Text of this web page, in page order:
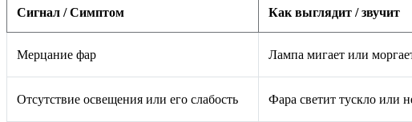
Сигнал / Симптом Как выглядит / звучит
Мерцание фар Лампа мигает или
Отсутствие освещения или его слабость Фара светит тускло или